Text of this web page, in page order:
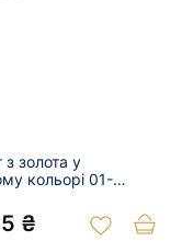
з золота у
кольорі 01-
₴